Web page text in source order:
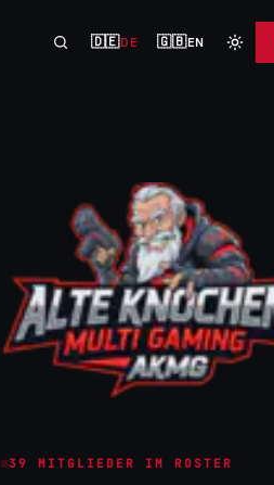
🇩🇪DE 🇬🇧EN
39 MITGLIEDER IM ROSTER